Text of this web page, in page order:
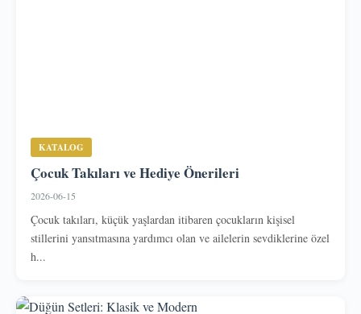
KATALOG
Çocuk Takıları ve Hediye Önerileri
2026-06-15
Çocuk takıları, küçük yaşlardan itibaren çocukların kişisel
stillerini yansıtmasına yardımcı olan ve ailelerin sevdiklerine özel
h...